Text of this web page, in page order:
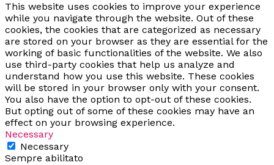
This website uses cookies to improve your experience
while you navigate through the website. Out of these
cookies, the cookies that are categorized as necessary
are stored on your browser as they are essential for the
working of basic functionalities of the website. We also
use third-party cookies that help us analyze and
understand how you use this website. These cookies
will be stored in your browser only with your consent.
You also have the option to opt-out of these cookies.
But opting out of some of these cookies may have an
effect on your browsing experience.
Necessary
Necessary
Sempre abilitato